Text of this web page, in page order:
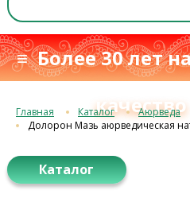
≡ Более 30 лет
Главная Каталог Аюрведа
Долорон Мазь аюрведическая
Каталог